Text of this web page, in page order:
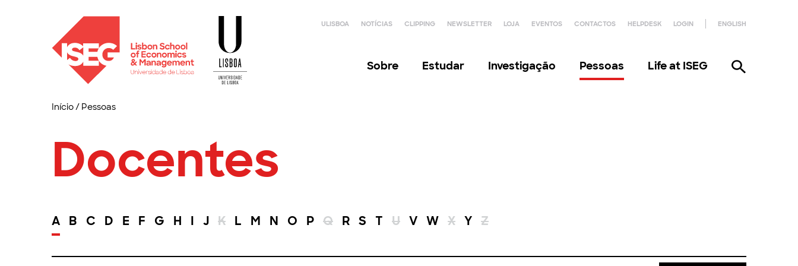
ULISBOA NOTÍCIAS CLIPPING NEWSLETTER LOJA EVENTOS CONTACTOS HELPDESK LOGIN ENGLISH
Sobre Estudar Investigação Pessoas Life at ISEG
Início/ Pessoas
Docentes
A B C D E F G H I J K L M N O P Q R S T U V W X Y Z